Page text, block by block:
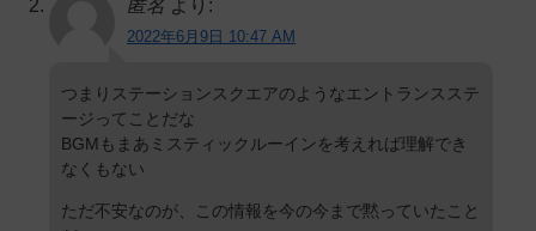
匿名 より:
2022年6月9日 10:47 AM
つまりステーションスクエアのようなエントランスステ
ージってことだな
BGMもまあミスティックルーインを考えれば理解でき
なくもない
ただ不安なのが、この情報を今の今まで黙っていたこと